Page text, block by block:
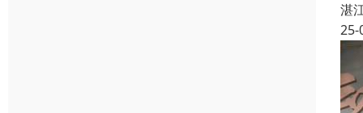
湛
25-